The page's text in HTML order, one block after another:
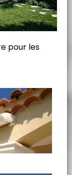
pour les